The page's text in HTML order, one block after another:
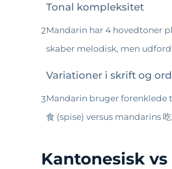
2
Tonal kompleksitet
Mandarin har 4 hovedtoner
skaber melodisk, men
3
Variationer i skrift og
Mandarin bruger forenklede
食 (spise) versus mandarins
Kantonesisk